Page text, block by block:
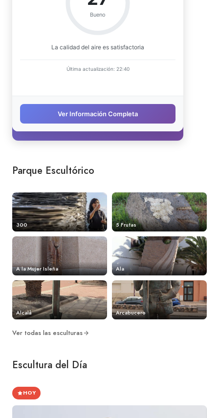
Parque Escultórico
300 5 Frutas
A la Mujer Isleña Ala
Alcalá Arcabucero
Ver todas las esculturas
Escultura del Día
HOY